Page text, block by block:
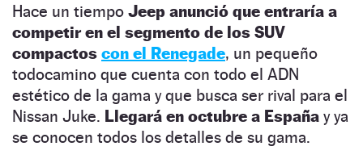
Hace un tiempo Jeep anunció que entraría a
competir en el segmento de los SUV
compactos con el Renegade, un pequeño
todocamino que cuenta con todo el ADN
estético de la gama y que busca ser rival para el
Nissan Juke. Llegará en octubre a España y ya
se conocen todos los detalles de su gama.